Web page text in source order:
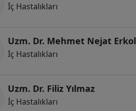
İç Hastalıkları
Uzm. Dr. Mehmet Nejat Erkol
İç Hastalıkları
Uzm. Dr. Filiz Yılmaz
İç Hastalıkları